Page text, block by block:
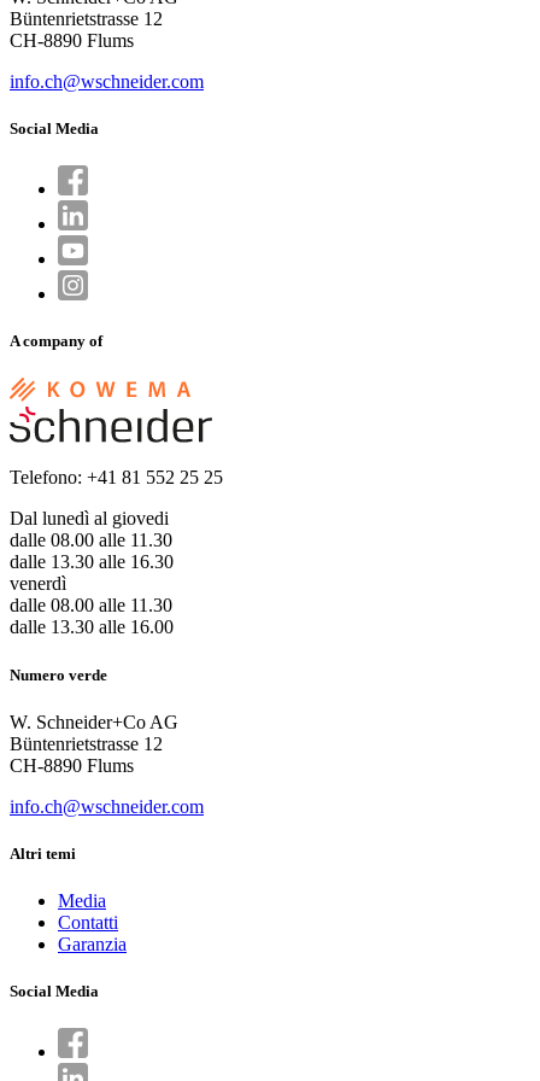
Büntenrietstrasse 12
CH-8890 Flums
info.ch@wschneider.com
Social Media
A company of
Telefono: +41 81 552 25 25
Dal lunedì al giovedi
dalle 08.00 alle 11.30
dalle 13.30 alle 16.30
venerdì
dalle 08.00 alle 11.30
dalle 13.30 alle 16.00
Numero verde
W. Schneider+Co AG
Büntenrietstrasse 12
CH-8890 Flums
info.ch@wschneider.com
Altri temi
Media
Contatti
Garanzia
Social Media